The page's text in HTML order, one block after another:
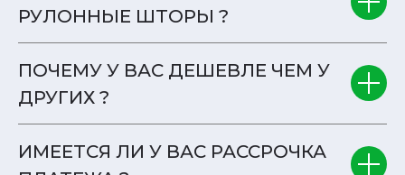
РУЛОННЫЕ ШТОРЫ ?
ПОЧЕМУ У ВАС ДЕШЕВЛЕ ЧЕМ У
ДРУГИХ ?
ИМЕЕТСЯ ЛИ У ВАС РАССРОЧКА